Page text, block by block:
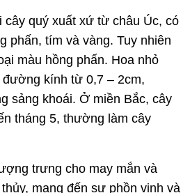
cây quý xuất xứ từ châu Úc, có
phấn, tím và vàng. Tuy nhiên
màu hồng phấn. Hoa nhỏ
đường kính từ 0,7 – 2cm,
sảng khoái. Ở miền Bắc, cây
tháng 5, thường làm cây
trưng cho may mắn và
mang đến sự phồn vinh và